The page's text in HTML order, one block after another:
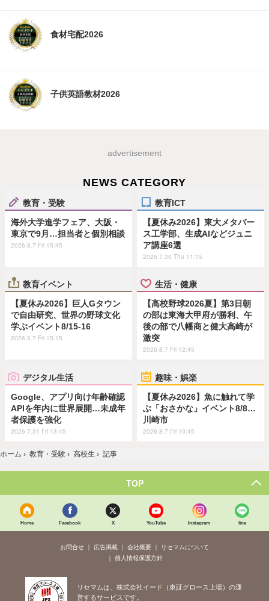
食材宅配2026
子供英語教材2026
advertisement
NEWS CATEGORY
教育・受験
海外大学進学フェア、大阪・
東京で9月…担当者と個別相談
2026.8.7 Fri 15:45
教育ICT
【夏休み2026】東大メタバー
ス工学部、生成AIなどジュニ
ア講座6選
2026.7.30 Thu 11:15
教育イベント
【夏休み2026】巨人Gタウン
で自由研究、世界の野球文化
学ぶイベント8/15-16
2026.8.7 Fri 15:15
生活・健康
【高校野球2026夏】第3日朝
の部は東海大甲府が勝利、午
後の部で八幡商と健大高崎が
激突
2026.8.7 Fri 12:45
デジタル生活
Google、アプリ向け年齢確認
APIを年内に世界展開…未成年
者保護を強化
2026.7.31 Fri 13:45
趣味・娯楽
【夏休み2026】魚に触れて学
ぶ「おさかな」イベント8/8…
川崎市
2026.8.7 Fri 10:45
ホーム › 教育・受験 › 高校生 › 記事
TOP
Home Facebook X YouTube Instagram line
お問合せ 広告掲載 会社概要
リセマムについて
個人情報保護方針
リセマムは、株式会社イード（東証グロース上場）の運
営するサービスです。